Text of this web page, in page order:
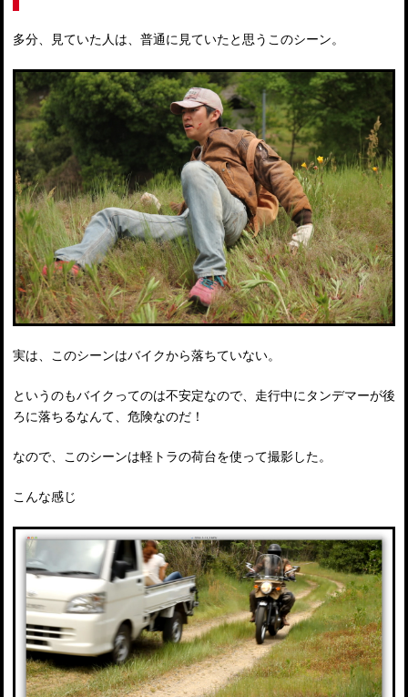
多分、見ていた人は、普通に見ていたと思うこのシーン。
実は、このシーンはバイクから落ちていない。
というのもバイクってのは不安定なので、走行中にタンデマーが後
ろに落ちるなんて、危険なのだ！
なので、このシーンは軽トラの荷台を使って撮影した。
こんな感じ